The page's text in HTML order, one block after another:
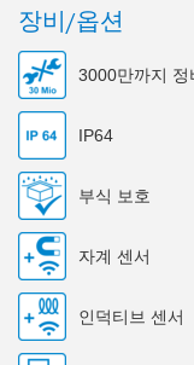
장비/옵션
3000만까지 정
IP64
부식 보호
자계 센서
인덕티브 센서